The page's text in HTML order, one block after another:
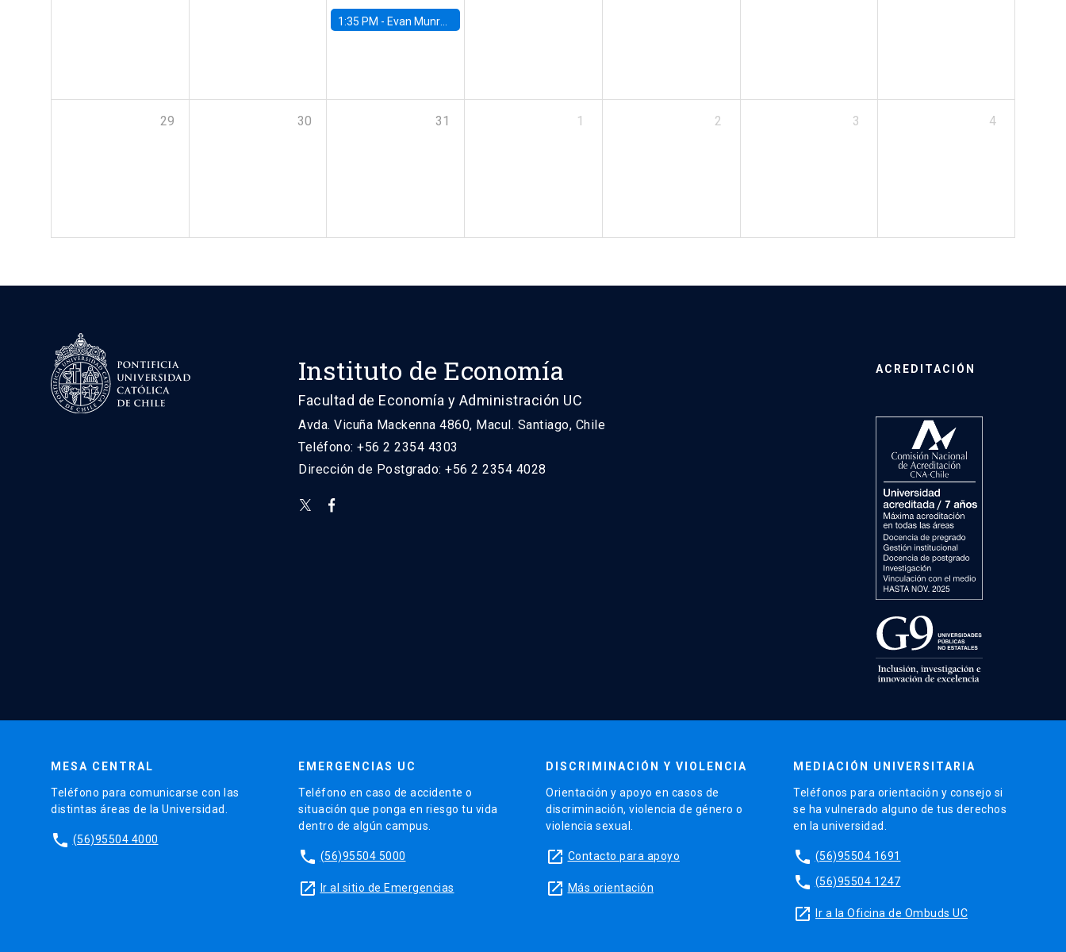
1:35 PM - Evan Munro, Neyman Visiting Assistant Professor in the Department of Statistics at UC Berkeley
29 30 31 1 2 3 4
Instituto de Economía
Facultad de Economía y Administración UC
Avda. Vicuña Mackenna 4860, Macul. Santiago, Chile
Teléfono: +56 2 2354 4303
Dirección de Postgrado: +56 2 2354 4028
ACREDITACIÓN
MESA CENTRAL
Teléfono para comunicarse con las
distintas áreas de la Universidad.
phone (56)95504 4000
EMERGENCIAS UC
Teléfono en caso de accidente o
situación que ponga en riesgo tu vida
dentro de algún campus.
phone (56)95504 5000
launch Ir al sitio de Emergencias
DISCRIMINACIÓN Y VIOLENCIA
Orientación y apoyo en casos de
discriminación, violencia de género o
violencia sexual.
launch Contacto para apoyo
launch Más orientación
MEDIACIÓN UNIVERSITARIA
Teléfonos para orientación y consejo si
se ha vulnerado alguno de tus derechos
en la universidad.
phone (56)95504 1691
phone (56)95504 1247
launch Ir a la Oficina de Ombuds UC